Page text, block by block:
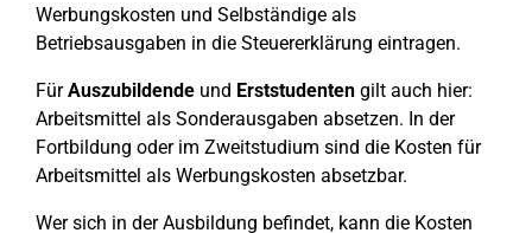
Werbungskosten und Selbständige als
Betriebsausgaben in die Steuererklärung eintragen.
FürAuszubildende und Erststudenten gilt auch hier:
Arbeitsmittel als Sonderausgaben absetzen. In der
Fortbildung oder im Zweitstudium sind die Kosten für
Arbeitsmittel als Werbungskosten absetzbar.
Wer sich in der Ausbildung befindet, kann die Kosten